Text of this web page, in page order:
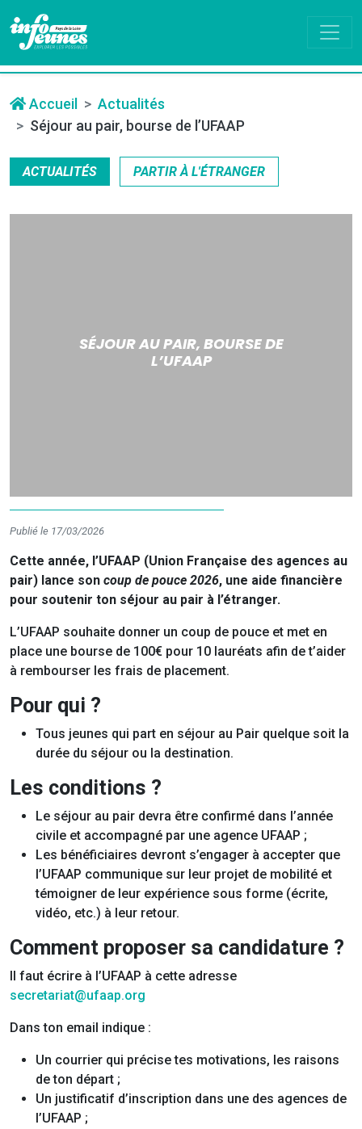
Accueil
Actualités
Séjour au pair, bourse de l’UFAAP
ACTUALITÉS PARTIR À L'ÉTRANGER
SÉJOUR AU PAIR, BOURSE DE
L’UFAAP
Publié le 17/03/2026
Cette année, l’UFAAP (Union Française des agences au
pair) lance son coup de pouce 2026, une aide financière
pour soutenir ton séjour au pair à l’étranger.
L’UFAAP souhaite donner un coup de pouce et met en
place une bourse de 100€ pour 10 lauréats afin de t’aider
à rembourser les frais de placement.
Pour qui ?
Tous jeunes qui part en séjour au Pair quelque soit la
durée du séjour ou la destination.
Les conditions ?
Le séjour au pair devra être confirmé dans l’année
civile et accompagné par une agence UFAAP ;
Les bénéficiaires devront s’engager à accepter que
l’UFAAP communique sur leur projet de mobilité et
témoigner de leur expérience sous forme (écrite,
vidéo, etc.) à leur retour.
Comment proposer sa candidature ?
Il faut écrire à l’UFAAP à cette adresse
secretariat@ufaap.org
Dans ton email indique :
Un courrier qui précise tes motivations, les raisons
de ton départ ;
Un justificatif d’inscription dans une des agences de
l’UFAAP ;